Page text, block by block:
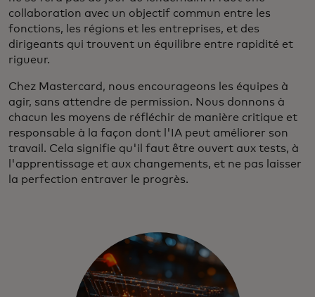
collaboration avec un objectif commun entre les
fonctions, les régions et les entreprises, et des
dirigeants qui trouvent un équilibre entre rapidité et
rigueur.
Chez Mastercard, nous encourageons les équipes à
agir, sans attendre de permission. Nous donnons à
chacun les moyens de réfléchir de manière critique et
responsable à la façon dont l'IA peut améliorer son
travail. Cela signifie qu'il faut être ouvert aux tests, à
l'apprentissage et aux changements, et ne pas laisser
la perfection entraver le progrès.